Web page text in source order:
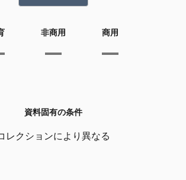
非商用 商用
資料固有の条件
レクションにより異なる